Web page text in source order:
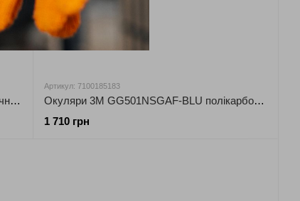
Окуляри закриті полікарбонатні, герметичні 3М 2891S-SGAF-EU K/N
Артикул: 7100185183
Окуляри 3М GG501NSGAF-BLU полікарбонат, непряма вентиляція, прозорі K/N
1 710 грн